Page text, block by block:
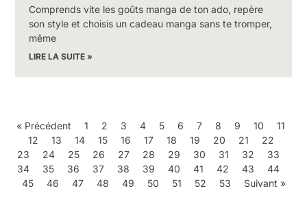
Comprends vite les goûts manga de ton ado, repère
son style et choisis un cadeau manga sans te tromper,
même
LIRE LA SUITE »
« Précédent 1 2 3 4 5 6 7 8 9 10
11
12
13 14 15 16 17 18 19 20 21
22
23
24 25 26 27 28 29 30 31 32
33
34
35 36 37 38 39 40 41 42 43
44
45
46 47 48 49 50 51 52 53 Suivant »